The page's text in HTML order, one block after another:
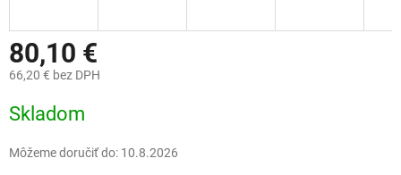
80,10 €
66,20 € bez DPH
cena:
Skladom
Môžeme doručiť do: 10.8.2026